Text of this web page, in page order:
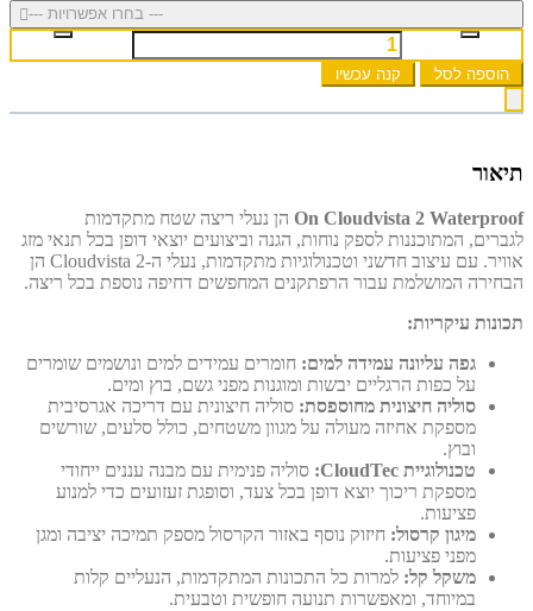
--- בחרו אפשרויות ---
הוספה לסל קנה עכשיו
תיאור
On Cloudvista 2 Waterproof הן נעלי ריצה שטח מתקדמות
לגברים, המתוכננות לספק נוחות, הגנה וביצועים יוצאי דופן בכל תנאי מזג
אוויר. עם עיצוב חדשני וטכנולוגיות מתקדמות,
נעלי ה-Cloudvista 2 הן
הבחירה המושלמת עבור הרפתקנים המחפשים דחיפה נוספת בכל ריצה.
תכונות עיקריות:
גפה עליונה עמידה למים: חומרים עמידים למים ונושמים שומרים
על כפות הרגליים יבשות ומוגנות מפני גשם, בוץ ומים.
סוליה חיצונית מחוספסת: סוליה חיצונית עם דריכה אגרסיבית
מספקת אחיזה מעולה על מגוון משטחים, כולל סלעים, שורשים
ובוץ.
טכנולוגיית CloudTec:
סוליה פנימית עם מבנה עננים ייחודי
מספקת ריכוך יוצא דופן בכל צעד, וסופגת זעזועים כדי למנוע
פציעות.
מיגון קרסול: חיזוק נוסף באזור הקרסול מספק תמיכה יציבה ומגן
מפני פציעות.
משקל קל: למרות כל התכונות המתקדמות, הנעליים קלות
במיוחד, ומאפשרות תנועה חופשית וטבעית.